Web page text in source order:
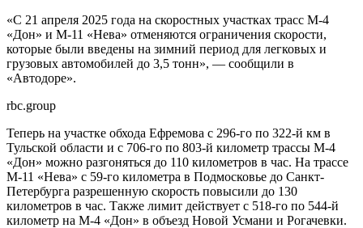
«С 21 апреля 2025 года на скоростных участках трасс М-4
«Дон» и М-11 «Нева» отменяются ограничения скорости,
которые были введены на зимний период для легковых и
грузовых автомобилей до 3,5 тонн», — сообщили в
«Автодоре».
rbc.group
Теперь на участке обхода Ефремова с 296-го по 322-й км в
Тульской области и с 706-го по 803-й километр трассы М-4
«Дон» можно разгоняться до 110 километров в час. На трассе
М-11 «Нева» с 59-го километра в Подмосковье до Санкт-
Петербурга разрешенную скорость повысили до 130
километров в час. Также лимит действует с 518-го по 544-й
километр на М-4 «Дон» в объезд Новой Усмани и Рогачевки.